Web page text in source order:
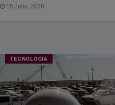
15 Julio, 2026
TECNOLOGÍA